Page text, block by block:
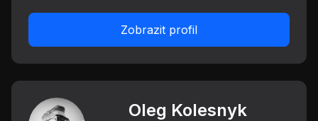
Zobrazit profil
Oleg Kolesnyk